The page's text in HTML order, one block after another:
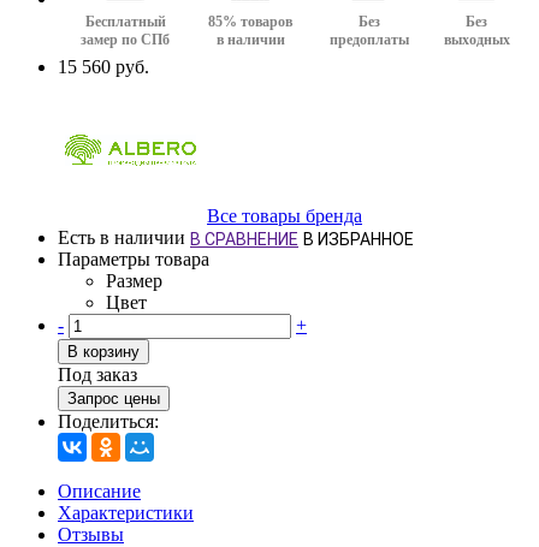
Бесплатный
замер по СПб
85% товаров
в наличии
Без
предоплаты
Без
выходных
15 560 руб.
Все товары бренда
Есть в наличии В СРАВНЕНИЕ В ИЗБРАННОЕ
Параметры товара
Размер
Цвет
-
+
В корзину
Под заказ
Запрос цены
Поделиться:
Описание
Характеристики
Отзывы